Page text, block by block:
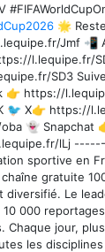
🌟
Jmf 📲
l.lequipe.fr/
SD3
👉 https://
🐦 X👉 https://
👻 Snapchat
lLj
sportive en
gratuite
diversifié. Le
000
Chaque jour,
les